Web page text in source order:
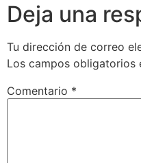
Deja una
Tu dirección de correo
Los campos obligatorios
Comentario *